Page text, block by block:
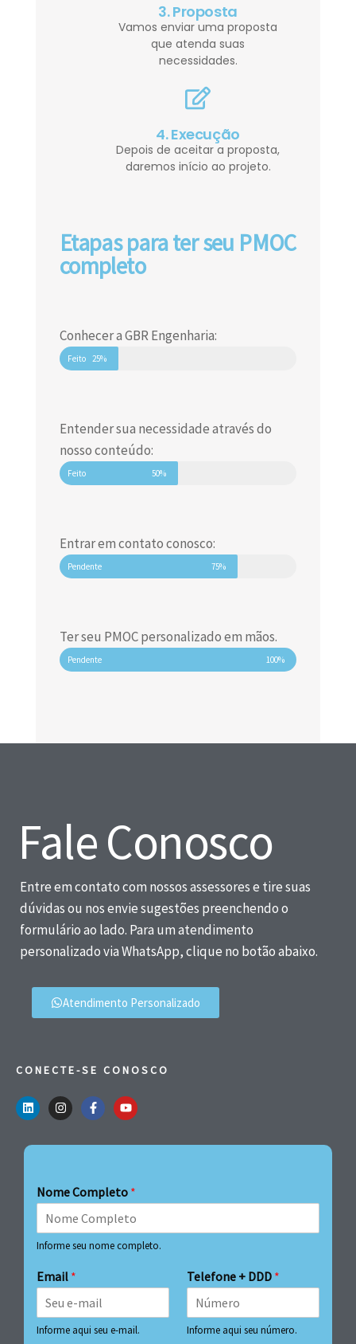
3. Proposta
Vamos enviar uma proposta
que atenda suas
necessidades.
4. Execução
Depois de aceitar a proposta,
daremos início ao projeto.
Etapas para ter seu PMOC
completo
Conhecer a GBR Engenharia:
Feito 25%
Entender sua necessidade através do
nosso conteúdo:
Feito 50%
Entrar em contato conosco:
Pendente 75%
Ter seu PMOC personalizado em mãos.
Pendente 100%
Fale Conosco
Entre em contato com nossos assessores e tire suas
dúvidas ou nos envie sugestões preenchendo o
formulário ao lado. Para um atendimento
personalizado via WhatsApp, clique no botão abaixo.
Atendimento Personalizado
CONECTE-SE CONOSCO
Nome Completo *
Informe seu nome completo.
Email *
Informe aqui seu e-mail.
Telefone + DDD *
Informe aqui seu número.